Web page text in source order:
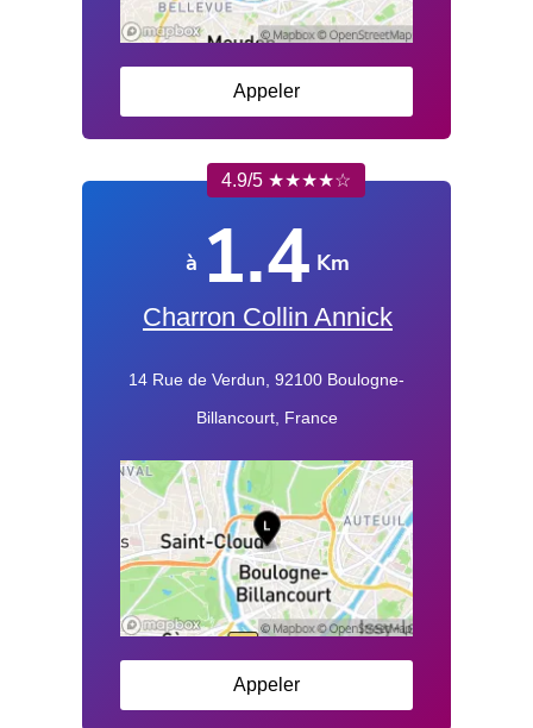
Appeler
4.9/5 ★★★★☆
à 1.4 Km
Charron Collin Annick
14 Rue de Verdun, 92100 Boulogne-
Billancourt, France
Appeler